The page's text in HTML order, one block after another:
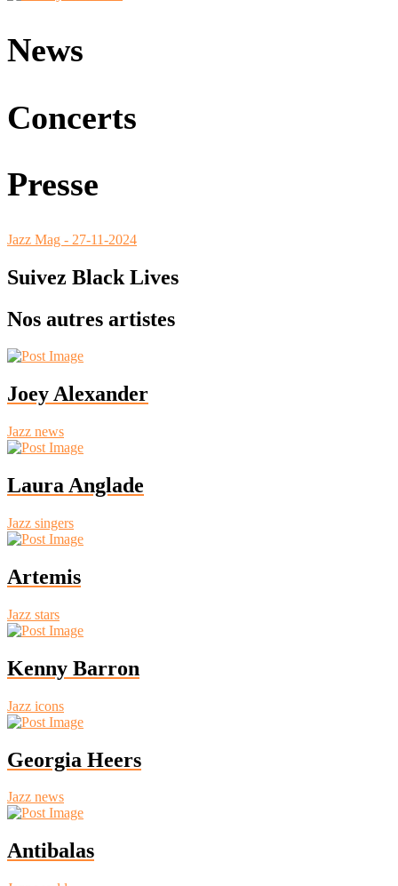
News
Concerts
Presse
Jazz Mag - 27-11-2024
Suivez Black Lives
Nos autres artistes
Joey Alexander
Jazz news
Laura Anglade
Jazz singers
Artemis
Jazz stars
Kenny Barron
Jazz icons
Georgia Heers
Jazz news
Antibalas